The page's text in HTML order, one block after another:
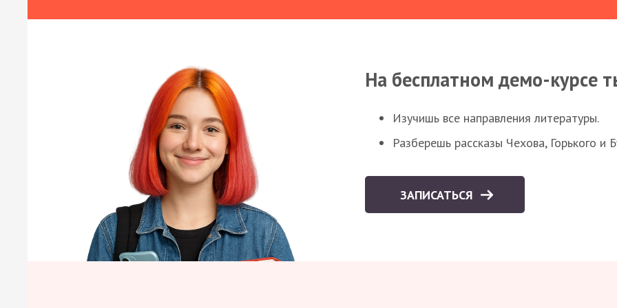
На бесплатном демо-курсе
Изучишь все направления литературы.
Разберешь рассказы Чехова, Горького и
ЗАПИСАТЬСЯ